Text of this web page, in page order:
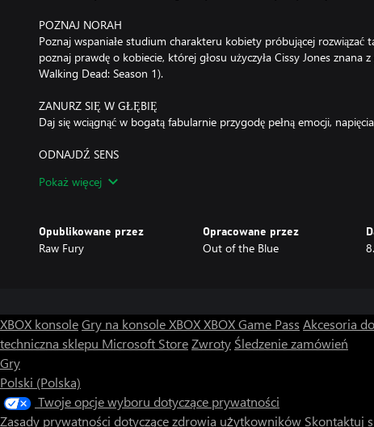
POZNAJ NORAH
Poznaj wspaniałe studium charakteru kobiety próbującej rozwiązać
poznaj prawdę o kobiecie, której głosu użyczyła Cissy Jones znana
Walking Dead: Season 1).
ZANURZ SIĘ W GŁĘBIĘ
Daj się wciągnąć w bogatą fabularnie przygodę pełną emocji,
ODNAJDŹ SENS
serię wymagających zagadek.
Pokaż więcej
Opublikowane przez
Raw Fury
Opracowane przez
Out of the Blue
XBOX konsoleGry na konsole XBOXXBOX Game Pass Akcesoria
techniczna sklepu Microsoft StoreZwroty Śledzenie zamówień
Gry
Polski (Polska)
Twoje opcje wyboru dotyczące prywatności
Zasady prywatności dotyczące zdrowia użytkowników Skontaktuj